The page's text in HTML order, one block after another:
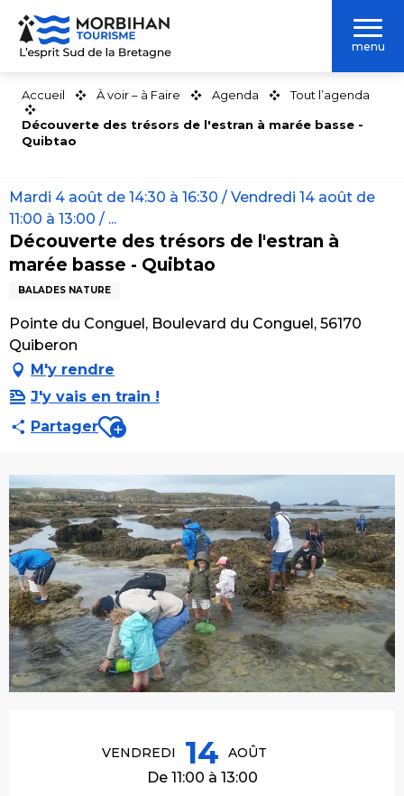
Aller
contenu
menu
Accueil À voir – à Faire Agenda Tout l’agenda
Découverte des trésors de l'estran à marée basse -
Quibtao
Mardi 4 août de 14:30 à 16:30 / Vendredi 14 août de
11:00 à 13:00 / ...
Découverte des trésors de l'estran à
marée basse - Quibtao
BALADES NATURE
Pointe du Conguel, Boulevard du Conguel, 56170
Quiberon
M'y rendre
J'y vais en train !
PartagerAjouter aux favoris
VENDREDI 14 AOÛT
De 11:00 à 13:00